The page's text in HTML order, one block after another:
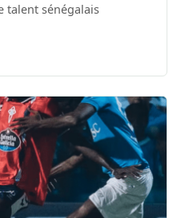
talent sénégalais